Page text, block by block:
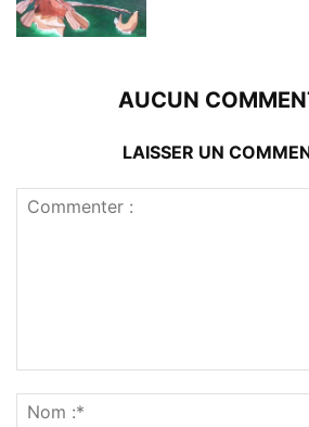
AUCUN
LAISSER UN